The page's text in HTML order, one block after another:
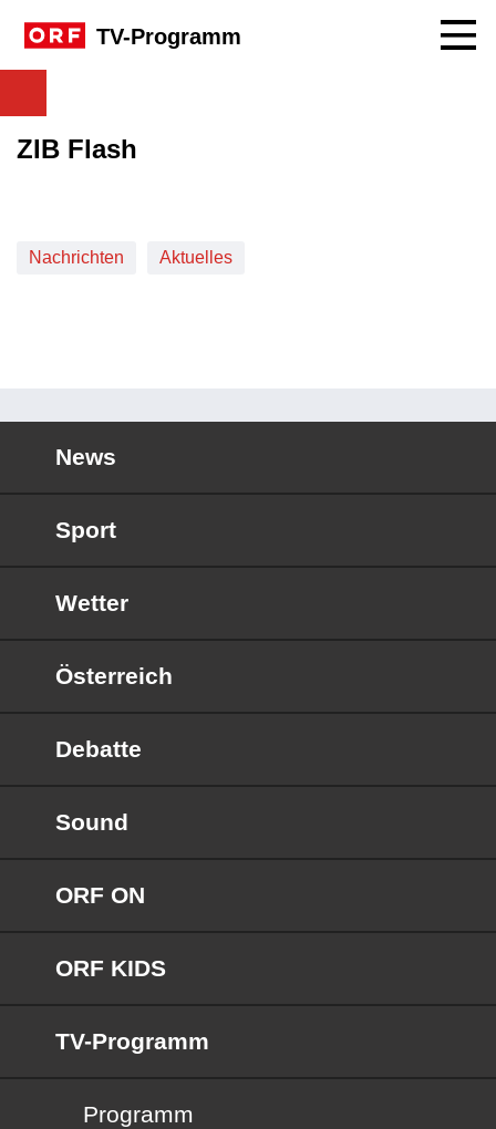
TV-Programm
ZIB Flash
Nachrichten Aktuelles
News
Sport
Wetter
Österreich
Debatte
Sound
ORF ON
ORF KIDS
TV-Programm
Programm